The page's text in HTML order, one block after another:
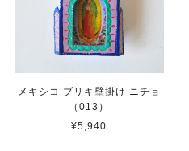
メキシコ ブリキ壁掛け ニチョ
（013）
¥5,940